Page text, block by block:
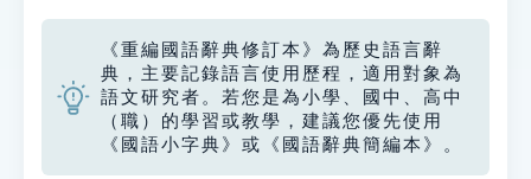
《重編國語辭典修訂本》為歷史語言辭
典，主要記錄語言使用歷程，適用對象為
語文研究者。若您是為小學、國中、高中
（職）的學習或教學，建議您優先使用
《國語小字典》或《國語辭典簡編本》。